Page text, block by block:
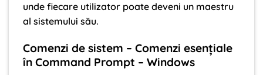
unde fiecare utilizator poate deveni un maestru
al sistemului său.
Comenzi de sistem – Comenzi esențiale
în Command Prompt – Windows